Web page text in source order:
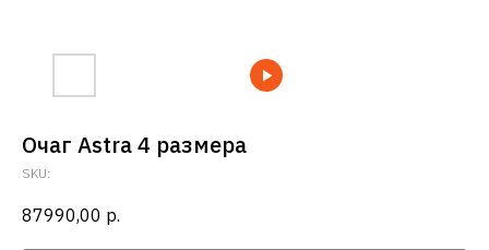
Очаг Astra 4 размера
SKU:
87990,00 р.